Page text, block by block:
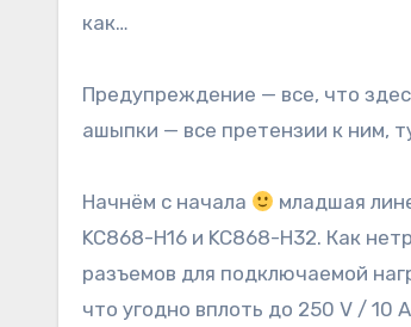
как…
Предупреждение — все, что
ашыпки — все претензии к ним,
Начнём с начала
младшая
KC868-H16 и KC868-H32. Как
разъемов для подключаемой
что угодно вплоть до 250 V / 10